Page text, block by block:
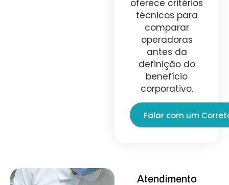
oferece critérios
técnicos para
comparar
operadoras
antes da
definição do
benefício
corporativo.
Falar com um
Atendimento